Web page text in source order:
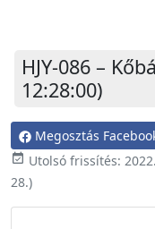
HJY-086 –
12:28:00)
Megosztás
event_available Utolsó frissítés:
28.)